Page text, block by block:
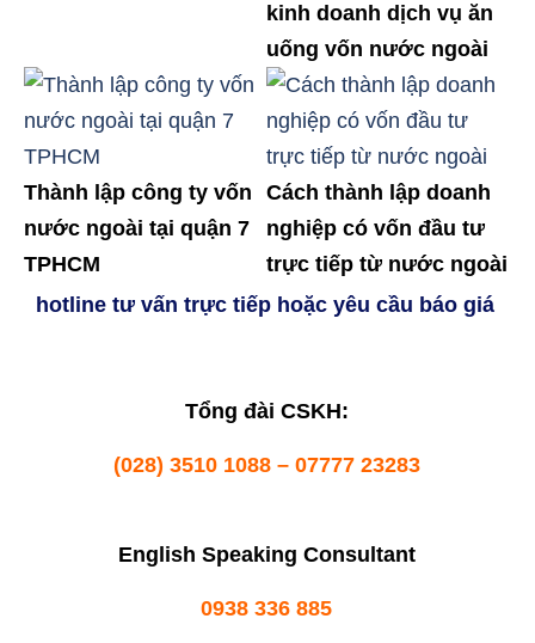
kinh doanh dịch vụ ăn
uống vốn nước ngoài
Thành lập công ty vốn
nước ngoài tại quận 7
TPHCM
Cách thành lập doanh
nghiệp có vốn đầu tư
trực tiếp từ nước ngoài
hotline tư vấn trực tiếp hoặc yêu cầu báo giá
Tổng đài CSKH:
(028) 3510 1088 – 07777 23283
English Speaking Consultant
0938 336 885